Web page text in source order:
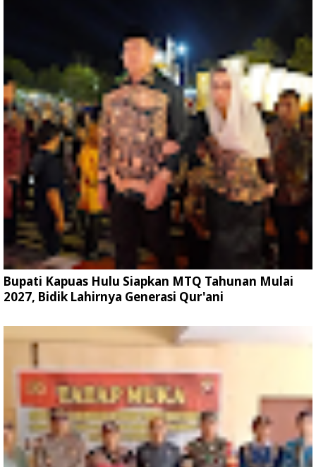
Bupati Kapuas Hulu Siapkan MTQ Tahunan Mulai
2027, Bidik Lahirnya Generasi Qur'ani